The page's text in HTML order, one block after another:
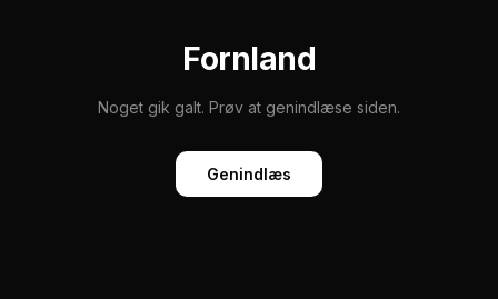
Fornland
Noget gik galt. Prøv at genindlæse siden.
Genindlæs